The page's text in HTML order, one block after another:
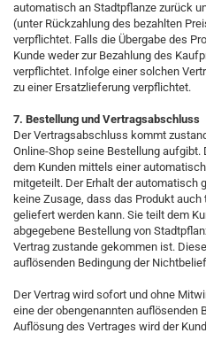
automatisch an Stadtpflanze zurück
(unter Rückzahlung des bezahlten
verpflichtet. Falls die Übergabe des
Kunde weder zur Bezahlung des
verpflichtet. Infolge einer solchen
zu einer Ersatzlieferung verpflichtet.
7. Bestellung und Vertragsabschluss
Der Vertragsabschluss kommt
Online-Shop seine Bestellung aufgibt.
dem Kunden mittels einer
mitgeteilt. Der Erhalt der automatisch
keine Zusage, dass das Produkt
geliefert werden kann. Sie teilt dem
abgegebene Bestellung von
Vertrag zustande gekommen ist.
auflösenden Bedingung der
Der Vertrag wird sofort und ohne
eine der obengenannten auflösenden
Auflösung des Vertrages wird der